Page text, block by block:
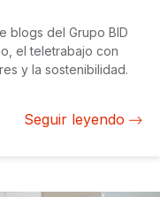
blogs del Grupo BID
el teletrabajo con
y la sostenibilidad.
Seguir leyendo